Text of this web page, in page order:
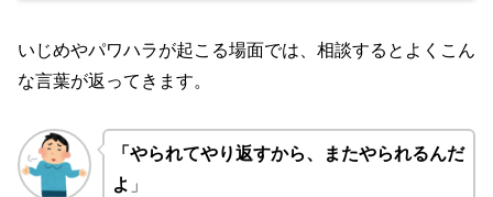
いじめやパワハラが起こる場面では、相談するとよくこん
な言葉が返ってきます。
「やられてやり返すから、またやられるんだ
よ 」